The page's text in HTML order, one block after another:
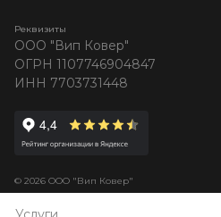
Реквизиты
ООО "Вип Ковер"
ОГРН 1107746904847
ИНН 7703731448
© 2026 ООО "Вип Ковер"